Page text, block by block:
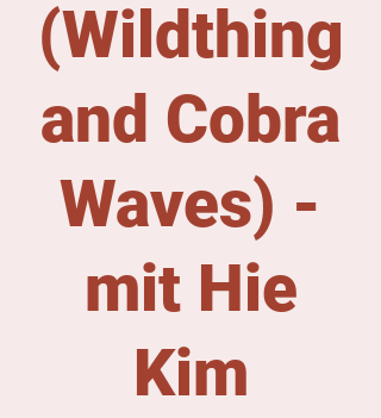
(Wildthing
and Cobra
Waves) -
mit Hie
Kim